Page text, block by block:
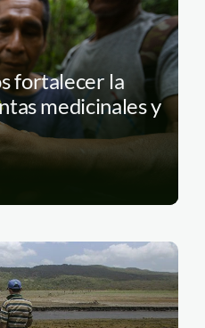
fortalecer la
medicinales y